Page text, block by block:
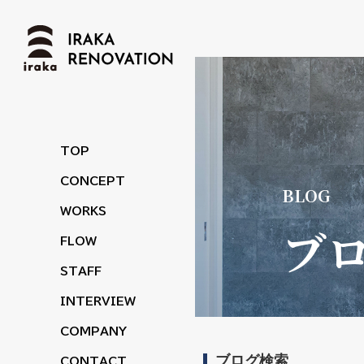
TOP
CONCEPT
WORKS
FLOW
STAFF
INTERVIEW
COMPANY
CONTACT
ブ
ブログ検索